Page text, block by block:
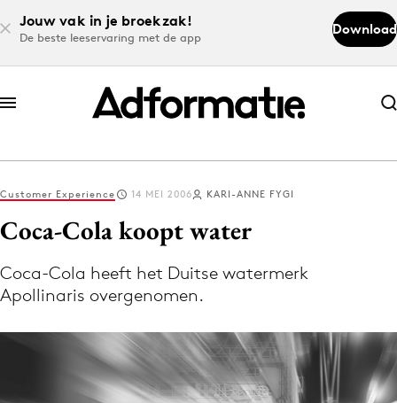
Jouw vak in je broekzak!
De beste leeservaring met de app
Download
Abonneer nu
Abonneer nu
Log in
Download de app
Volg het laatste nieuws via de Adformatie
Customer Experience 14 MEI 2006 KARI-ANNE FYGI
Coca-Cola koopt water
Coca-Cola heeft het Duitse watermerk
Apollinaris overgenomen.